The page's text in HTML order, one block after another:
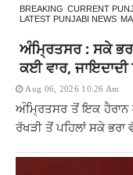
BREAKING CURRENT
LATEST PUNJABI NEWS
ਅੰਮ੍ਰਿਤਸਰ : ਸਕੇ
ਕਈ ਵਾਰ, ਜਾਇਦਾਦੀ
Aug 06, 2026 10:26 Am
ਅੰਮ੍ਰਿਤਸਰ ਤੋਂ ਇਕ ਹੈਰਾਨ
ਰੱਖੜੀ ਤੋਂ ਪਹਿਲਾਂ ਸਕੇ